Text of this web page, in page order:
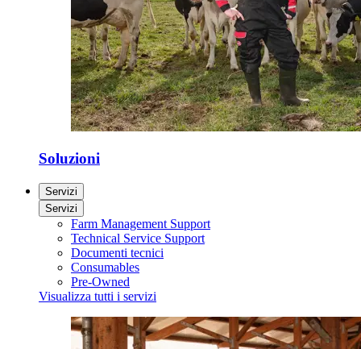
Soluzioni
Servizi
Servizi
Farm Management Support
Technical Service Support
Documenti tecnici
Consumables
Pre-Owned
Visualizza tutti i servizi